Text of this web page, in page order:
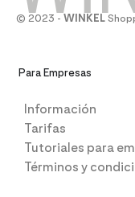
© 2023 - WINKEL
Para Empresas
Información
Tarifas
Tutoriales para
Términos y